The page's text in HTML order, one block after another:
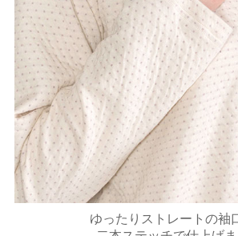
ゆったりストレートの袖